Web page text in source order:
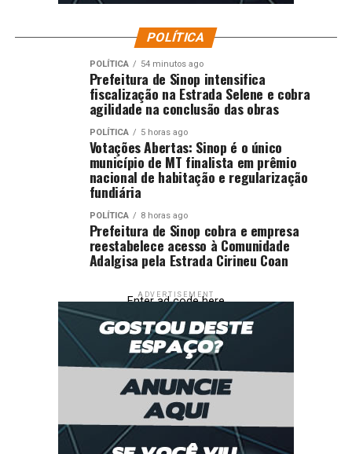
RELATED TOPICS: AGU AINDA AVALIA
IOF POLÍTICA POR SUPREMO
Vereadores reagem à CS MOBI e pedem CPI de contrato
do estacionamento rotativo em Cuiabá
Deputado envia R$ 200 mil para reforar a sade em
POLÍTICA
POLÍTICA 54 minutos ago
Prefeitura de Sinop intensifica
fiscalização na Estrada Selene e cobra
agilidade na conclusão das obras
POLÍTICA 5 horas ago
Votações Abertas: Sinop é o único
município de MT finalista em prêmio
nacional de habitação e regularização
fundiária
POLÍTICA 8 horas ago
Prefeitura de Sinop cobra e empresa
reestabelece acesso à Comunidade
Adalgisa pela Estrada Cirineu Coan
ADVERTISEMENT
Enter ad code here